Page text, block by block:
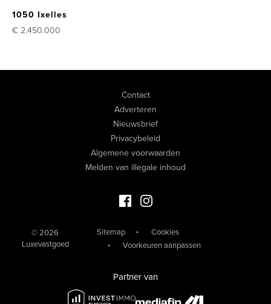
1050 Ixelles
€ 2.450.000
Contact
Adverteren
Nieuwsbrief
Privacybeleid
Algemene voorwaarden
Melden van illegale inhoud
Facebook Luxevastgoed
Instagram Luxevastgoed
© 2026
Luxevastgoed
Sitemap
Cookies
Voorkeuren aanpassen
Partner van